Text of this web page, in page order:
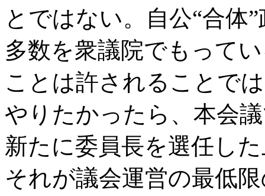
とではない。自公“合体
多数を衆議院でもって
ことは許されることで
やりたかったら、本会
新たに委員長を選任し
それが議会運営の最低